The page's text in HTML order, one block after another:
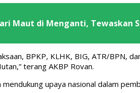
Maut di Menganti, Tewaskan
BPKP, KLHK, BIG, ATR/BPN,
terang AKBP Rovan.
upaya nasional dalam